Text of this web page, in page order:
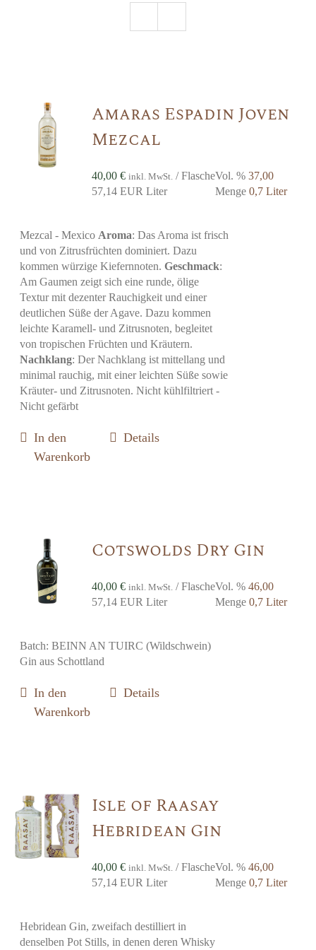
Amaras Espadin Joven
Mezcal
40,00€ inkl. MwSt. / Flasche
57,14 EUR Liter
Vol. %37,00
Menge0,7 Liter
Mezcal - Mexico Aroma: Das Aroma ist frisch
und von Zitrusfrüchten dominiert. Dazu
kommen würzige Kiefernnoten.Geschmack:
Am Gaumen zeigt sich eine runde, ölige
Textur mit dezenter Rauchigkeit und einer
deutlichen Süße der Agave. Dazu kommen
leichte Karamell- und Zitrusnoten, begleitet
von tropischen Früchten und Kräutern.
Nachklang: Der Nachklang ist mittellang und
minimal rauchig, mit einer leichten Süße sowie
Kräuter- und Zitrusnoten. Nicht kühlfiltriert -
Nicht gefärbt
In den
Warenkorb
Details
Cotswolds Dry Gin
40,00€ inkl. MwSt. / Flasche
57,14 EUR Liter
Vol. %46,00
Menge0,7 Liter
Batch: BEINN AN TUIRC (Wildschwein)
Gin aus Schottland
In den
Warenkorb
Details
Isle of Raasay
Hebridean Gin
40,00€ inkl. MwSt. / Flasche
57,14 EUR Liter
Vol. %46,00
Menge0,7 Liter
Hebridean Gin, zweifach destilliert in
denselben Pot Stills, in denen deren Whisky